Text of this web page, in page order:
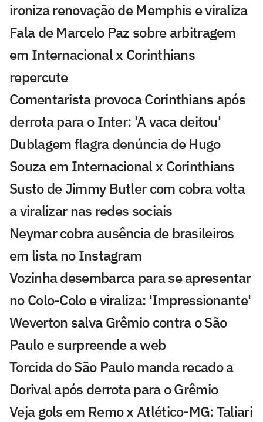
ironiza renovação de Memphis e viraliza
Fala de Marcelo Paz sobre arbitragem
em Internacional x Corinthians
repercute
Comentarista provoca Corinthians após
derrota para o Inter: 'A vaca deitou'
Dublagem flagra denúncia de Hugo
Souza em Internacional x Corinthians
Susto de Jimmy Butler com cobra volta
a viralizar nas redes sociais
Neymar cobra ausência de brasileiros
em lista no Instagram
Vozinha desembarca para se apresentar
no Colo-Colo e viraliza: 'Impressionante'
Weverton salva Grêmio contra o São
Paulo e surpreende a web
Torcida do São Paulo manda recado a
Dorival após derrota para o Grêmio
Veja gols em Remo x Atlético-MG: Taliari